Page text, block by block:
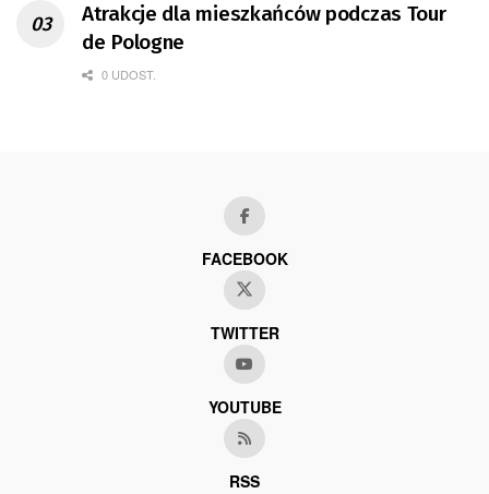
Atrakcje dla mieszkańców podczas Tour
de Pologne
0 UDOST.
FACEBOOK
TWITTER
YOUTUBE
RSS